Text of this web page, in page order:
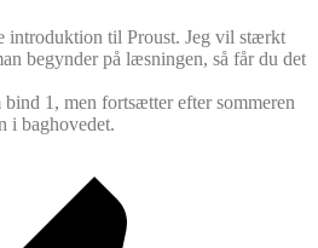
introduktion til Proust. Jeg vil stærkt
begynder på læsningen, så får du det
1, men fortsætter efter sommeren
i baghovedet.